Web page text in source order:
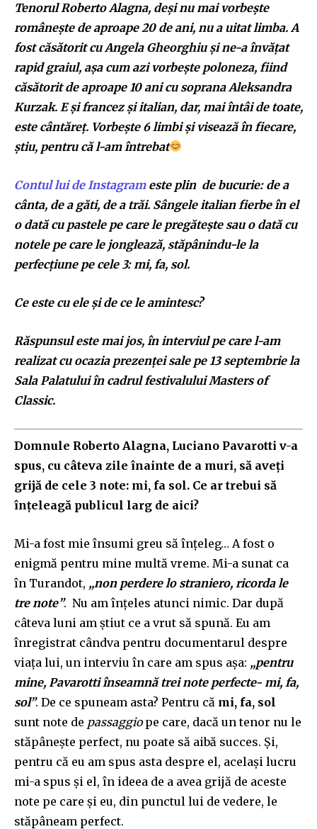
Tenorul Roberto Alagna, deși nu mai vorbește
românește de aproape 20 de ani, nu a uitat limba. A
fost căsătorit cu Angela Gheorghiu și ne-a învățat
rapid graiul, așa cum azi vorbește poloneza, fiind
căsătorit de aproape 10 ani cu soprana Aleksandra
Kurzak. E și francez și italian, dar, mai întâi de toate,
este cântăreț. Vorbește 6 limbi și visează în fiecare,
știu, pentru că l-am întrebat
Contul lui de Instagrameste plin de bucurie: de a
cânta, de a găti, de a trăi. Sângele italian fierbe în el
o dată cu pastele pe care le pregătește sau o dată cu
notele pe care le jonglează, stăpânindu-le la
perfecțiune pe cele 3: mi, fa, sol.
Ce este cu ele și de ce le amintesc?
Răspunsul este mai jos, în interviul pe care l-am
realizat cu ocazia prezenței sale pe 13 septembrie la
Sala Palatului în cadrul festivalului Masters of
Classic.
Domnule Roberto Alagna, Luciano Pavarotti v-a
spus, cu câteva zile înainte de a muri, să aveți
grijă de cele 3 note: mi, fa sol. Ce ar trebui să
înțeleagă publicul larg de aici?
Mi-a fost mie însumi greu să înțeleg… A fost o
enigmă pentru mine multă vreme. Mi-a sunat ca
în Turandot, „non perdere lo straniero, ricorda le
tre note”. Nu am înțeles atunci nimic. Dar după
câteva luni am știut ce a vrut să spună. Eu am
înregistrat cândva pentru documentarul despre
viața lui, un interviu în care am spus așa: „pentru
mine, Pavarotti înseamnă trei note perfecte- mi, fa,
sol”. De ce spuneam asta? Pentru că mi, fa, sol
sunt note de passaggiope care, dacă un tenor nu le
stăpânește perfect, nu poate să aibă succes. Și,
pentru că eu am spus asta despre el, același lucru
mi-a spus și el, în ideea de a avea grijă de aceste
note pe care și eu, din punctul lui de vedere, le
stăpâneam perfect.